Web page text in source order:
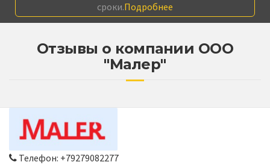
сроки.Подробнее
Отзывы о компании ООО
"Малер"
Телефон: +79279082277